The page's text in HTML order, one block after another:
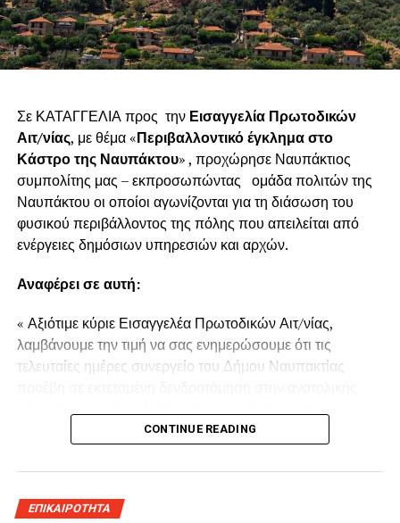
Σε ΚΑΤΑΓΓΕΛΙΑ προς την Εισαγγελία Πρωτοδικών
Αιτ/νίας, με θέμα «Περιβαλλοντικό έγκλημα στο
Κάστρο της Ναυπάκτου» , προχώρησε Ναυπάκτιος
συμπολίτης μας – εκπροσωπώντας ομάδα πολιτών της
Ναυπάκτου οι οποίοι αγωνίζονται για τη διάσωση του
φυσικού περιβάλλοντος της πόλης που απειλείται από
ενέργειες δημόσιων υπηρεσιών και αρχών.
Αναφέρει σε αυτή:
« Αξιότιμε κύριε Εισαγγελέα Πρωτοδικών Αιτ/νίας,
λαμβάνουμε την τιμή να σας ενημερώσουμε ότι τις
τελευταίες ημέρες συνεργείο του Δήμου Ναυπακτίας
πλευράς του τρίτου διαζώματος του κάστρου της
Ναυπάκτου πάνω από τη Ντάπια Τσαούς.
Παρόμοια ενέργεια πραγματοποιήθηκε και το Καλοκαίρι
αντίδραση των κατοίκων του παραδοσιακού οικισμού της
CONTINUE READING
ΕΠΙΚΑΙΡΟΤΗΤΑ